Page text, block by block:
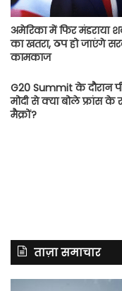
अमेरिका में फिर मंडराया
का खतरा, ठप हो जाएंगे
कामकाज
G20 Summit के दौरान
मोदी से क्या बोले फ्रांस के
मैक्रों?
ताज़ा समाचार